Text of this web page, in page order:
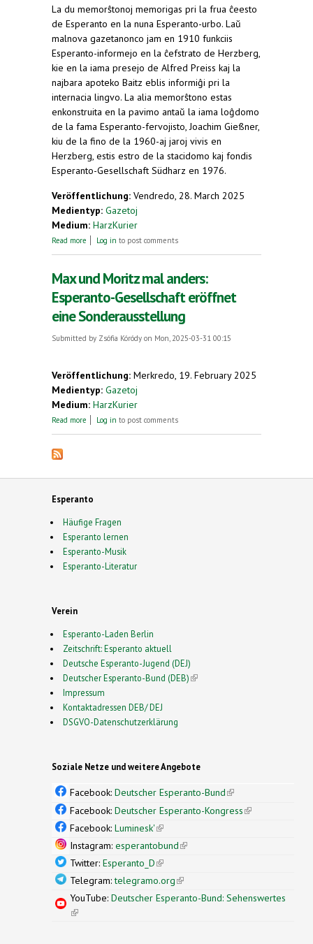
La du memorŝtonoj memorigas pri la frua ĉeesto
de Esperanto en la nuna Esperanto-urbo. Laŭ
malnova gazetanonco jam en 1910 funkciis
Esperanto-informejo en la ĉefstrato de Herzberg,
kie en la iama presejo de Alfred Preiss kaj la
najbara apoteko Baitz eblis informiĝi pri la
internacia lingvo. La alia memorŝtono estas
enkonstruita en la pavimo antaŭ la iama loĝdomo
de la fama Esperanto-fervojisto, Joachim Gießner,
kiu de la fino de la 1960-aj jaroj vivis en
Herzberg, estis estro de la stacidomo kaj fondis
Esperanto-Gesellschaft Südharz en 1976.
Veröffentlichung: Vendredo, 28. March 2025
Medientyp: Gazetoj
Medium: HarzKurier
Read more about Erinnerung an Esperanto-Pioniere: Zwei
Log in to post comments
Max und Moritz mal anders:
Esperanto-Gesellschaft eröffnet
eine Sonderausstellung
Submitted by Zsófia Kóródy on Mon, 2025-03-31 00:15
Veröffentlichung: Merkredo, 19. February 2025
Medientyp: Gazetoj
Medium: HarzKurier
Read more about Max und Moritz mal anders: Esperanto-
Log in to post comments
Esperanto
Häufige Fragen
Esperanto lernen
Esperanto-Musik
Esperanto-Literatur
Verein
Esperanto-Laden Berlin
Zeitschrift: Esperanto aktuell
Deutsche Esperanto-Jugend (DEJ)
Deutscher Esperanto-Bund (DEB)(link is external)
Impressum
Kontaktadressen DEB/ DEJ
DSGVO-Datenschutzerklärung
Soziale Netze und weitere Angebote
Facebook: Deutscher Esperanto-Bund(link is
external)
Facebook: Deutscher Esperanto-Kongress(link is
Facebook: Luminesk'(link is external)
Instagram: esperantobund(link is external)
Twitter: Esperanto_D(link is external)
Telegram:telegramo.org(link is external)
YouTube: Deutscher Esperanto-Bund: Sehenswertes
(link is external)